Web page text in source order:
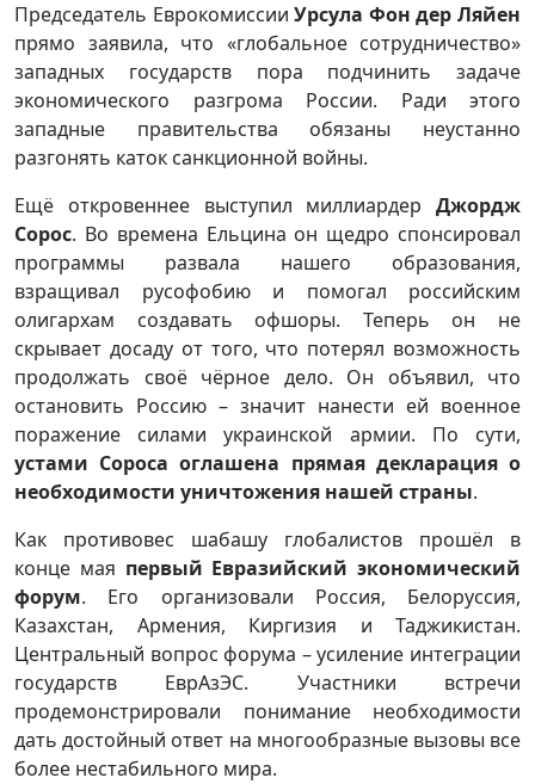
Председатель ЕврокомиссииУрсула Фон дер Ляйен
прямо заявила, что «глобальное сотрудничество»
западных государств пора подчинить задаче
экономического разгрома России. Ради этого
западные правительства обязаны неустанно
разгонять каток санкционной войны.
Ещё откровеннее выступил миллиардер Джордж
Сорос. Во времена Ельцина он щедро спонсировал
программы развала нашего образования,
взращивал русофобию и помогал российским
олигархам создавать офшоры. Теперь он не
скрывает досаду от того, что потерял возможность
продолжать своё чёрное дело. Он объявил, что
остановить Россию – значит нанести ей военное
поражение силами украинской армии. По сути,
устами Сороса оглашена прямая декларация о
необходимости уничтожения нашей страны.
Как противовес шабашу глобалистов прошёл в
конце мая первый Евразийский экономический
форум. Его организовали Россия, Белоруссия,
Казахстан, Армения, Киргизия и Таджикистан.
Центральный вопрос форума – усиление интеграции
государств ЕврАзЭС. Участники встречи
продемонстрировали понимание необходимости
дать достойный ответ на многообразные вызовы все
более нестабильного мира.